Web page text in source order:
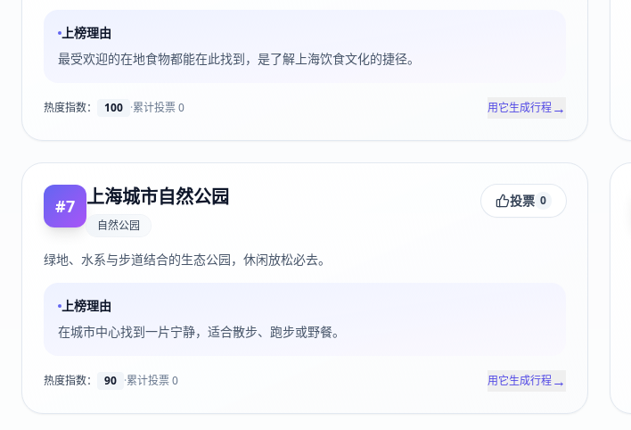
上榜理由
最受欢迎的在地食物都能在此找到，是了解上海饮食文化的捷径。
热度指数： 100 ·累计投票0 用它生成行程→
#7 上海城市自然公园
自然公园
投票 0
绿地、水系与步道结合的生态公园，休闲放松必去。
上榜理由
在城市中心找到一片宁静，适合散步、跑步或野餐。
热度指数： 90 ·累计投票0 用它生成行程→